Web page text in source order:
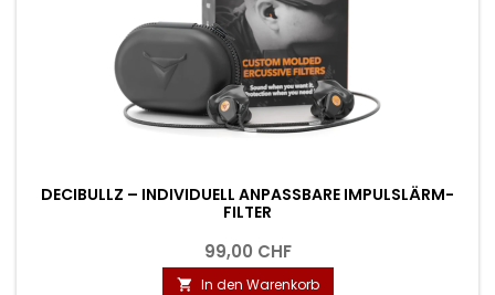
DECIBULLZ – INDIVIDUELL ANPASSBARE IMPULSLÄRM-
FILTER
99,00 CHF
 In den Warenkorb